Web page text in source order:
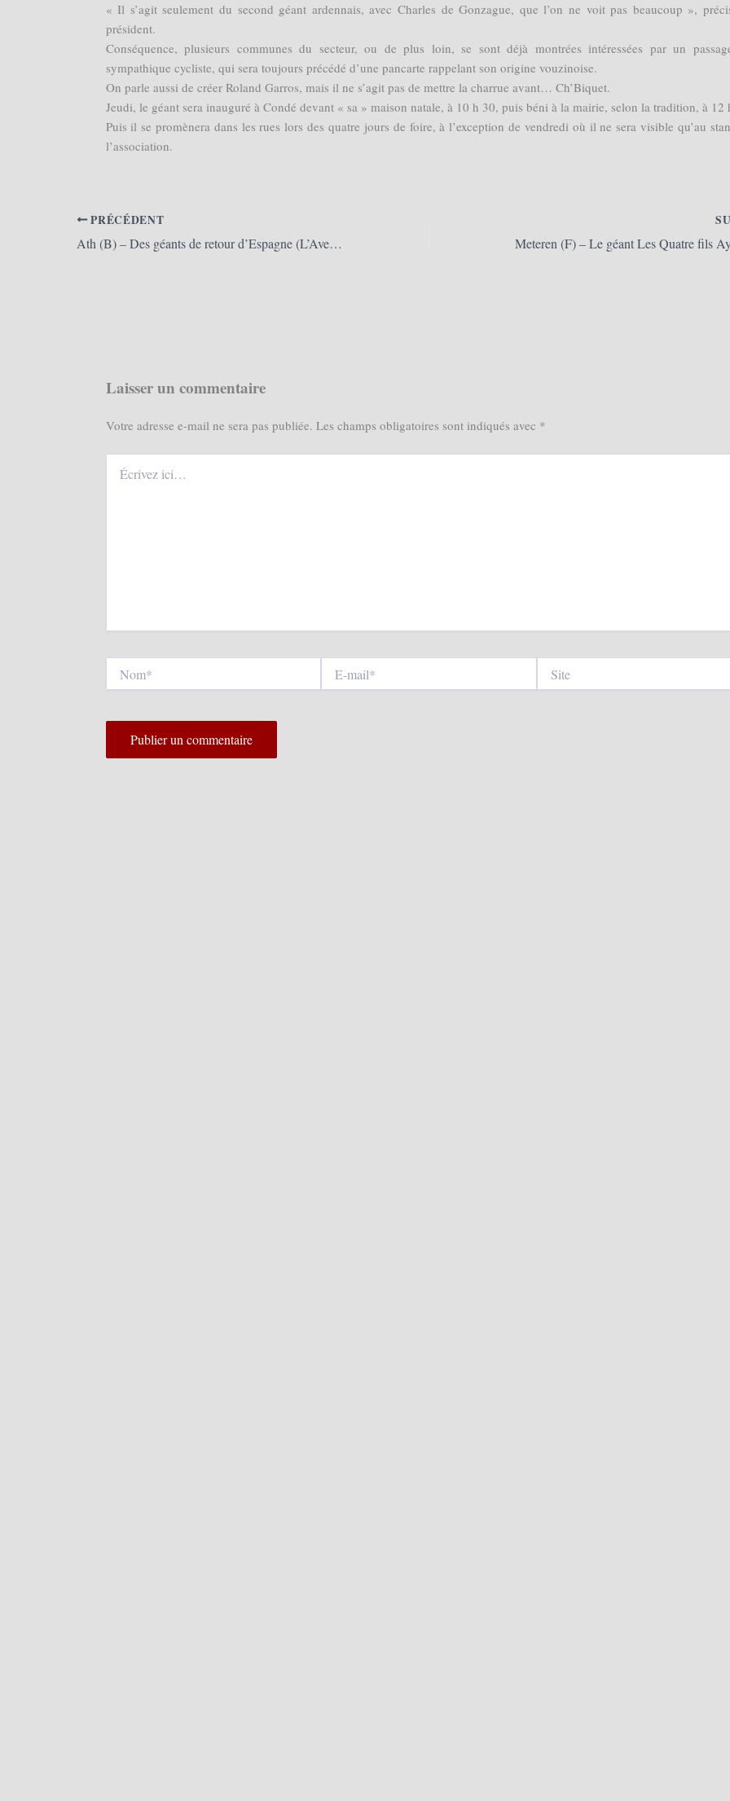
« Il s’agit seulement du second géant ardennais, avec Charles de Gonzague, que l’on ne voit pas beaucoup »,
président.
Conséquence, plusieurs communes du secteur, ou de plus loin, se sont déjà montrées intéressées par un
sympathique cycliste, qui sera toujours précédé d’une pancarte rappelant son origine vouzinoise.
On parle aussi de créer Roland Garros, mais il ne s’agit pas de mettre la charrue avant… Ch’Biquet.
Jeudi, le géant sera inauguré à Condé devant « sa » maison natale, à 10 h 30, puis béni à la mairie, selon la tradition, à 12
Puis il se promènera dans les rues lors des quatre jours de foire, à l’exception de vendredi où il ne sera visible qu’au
l’association.
PRÉCÉDENT
Ath (B) – Des géants de retour d’Espagne (L’Avenir.net)
Laisser un commentaire
Votre adresse e-mail ne sera pas publiée. Les champs obligatoires sont indiqués avec *
ici…
mail*